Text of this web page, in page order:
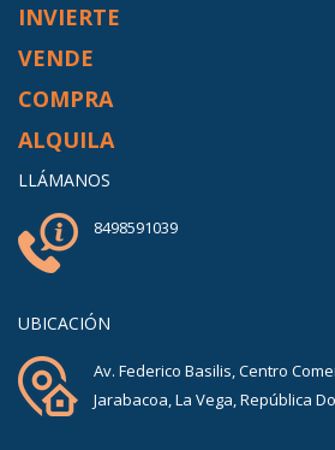
INVIERTE
VENDE
COMPRA
ALQUILA
LLÁMANOS
8498591039
UBICACIÓN
Av. Federico Basilis, Centro
Jarabacoa, La Vega, República